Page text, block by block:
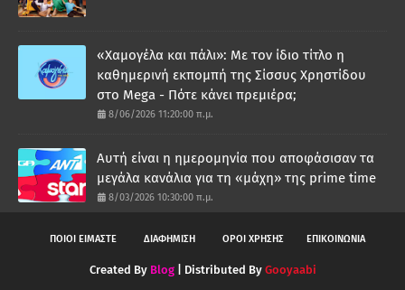
«Χαμογέλα και πάλι»: Με τον ίδιο τίτλο η
καθημερινή εκπομπή της Σίσσυς Χρηστίδου
στο Mega - Πότε κάνει πρεμιέρα;
8/06/2026 11:20:00 π.μ.
Αυτή είναι η ημερομηνία που αποφάσισαν τα
μεγάλα κανάλια για τη «μάχη» της prime time
8/03/2026 10:30:00 π.μ.
ΠΟΙΟΙ ΕΙΜΑΣΤΕ ΔΙΑΦΗΜΙΣΗ ΟΡΟΙ ΧΡΗΣΗΣ ΕΠΙΚΟΙΝΩΝΙΑ
Created By Blog| Distributed By Gooyaabi